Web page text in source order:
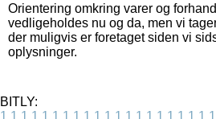
Orientering omkring varer og
vedligeholdes nu og da, men vi
der muligvis er foretaget siden vi
oplysninger.
BITLY:
1 1 1 1 1 1 1 1 1 1 1 1 1 1 1 1 1 1 1 1 1